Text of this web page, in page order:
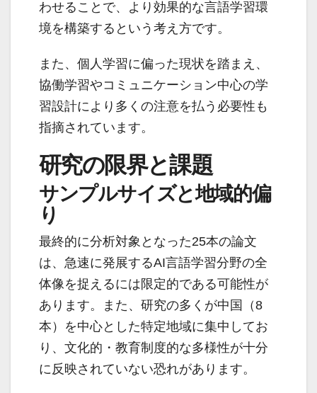
わせることで、より効果的な言語学習環
境を構築するという考え方です。
また、個人学習に偏った現状を踏まえ、
協働学習やコミュニケーション中心の学
習設計により多くの注意を払う必要性も
指摘されています。
研究の限界と課題
サンプルサイズと地域的偏
り
最終的に分析対象となった25本の論文
は、急速に発展するAI言語学習分野の全
体像を捉えるには限定的である可能性が
あります。また、研究の多くが中国（8
本）を中心とした特定地域に集中してお
り、文化的・教育制度的な多様性が十分
に反映されていない恐れがあります。